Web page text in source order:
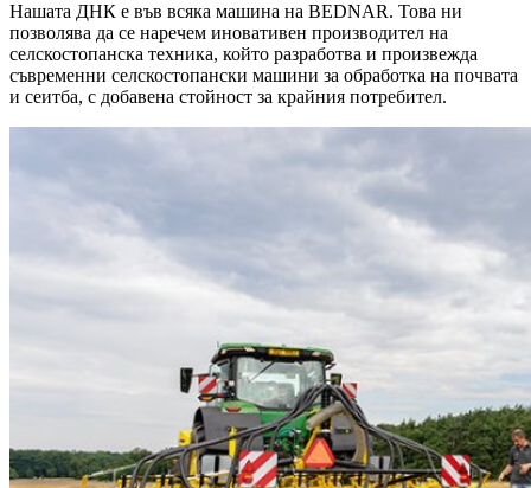
Нашата ДНК е във всяка машина на BEDNAR. Това ни
позволява да се наречем иновативен производител на
селскостопанска техника, който разработва и произвежда
съвременни селскостопански машини за обработка на почвата
и сеитба, с добавена стойност за крайния потребител.